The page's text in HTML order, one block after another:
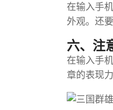
在输入手
外观。还
六、注
在输入手
章的表现